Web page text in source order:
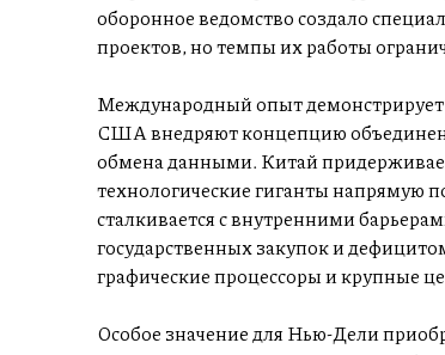
оборонное ведомство создало
проектов, но темпы их работы
Международный опыт
США внедряют концепцию
обмена данными. Китай
технологические гиганты напрямую
сталкивается с внутренними
государственных закупок и
графические процессоры и крупные
Особое значение для Нью-Дели